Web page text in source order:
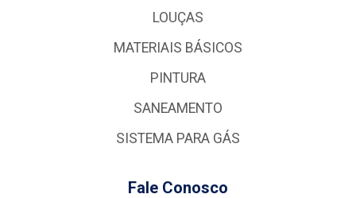
LOUÇAS
MATERIAIS BÁSICOS
PINTURA
SANEAMENTO
SISTEMA PARA GÁS
Fale Conosco